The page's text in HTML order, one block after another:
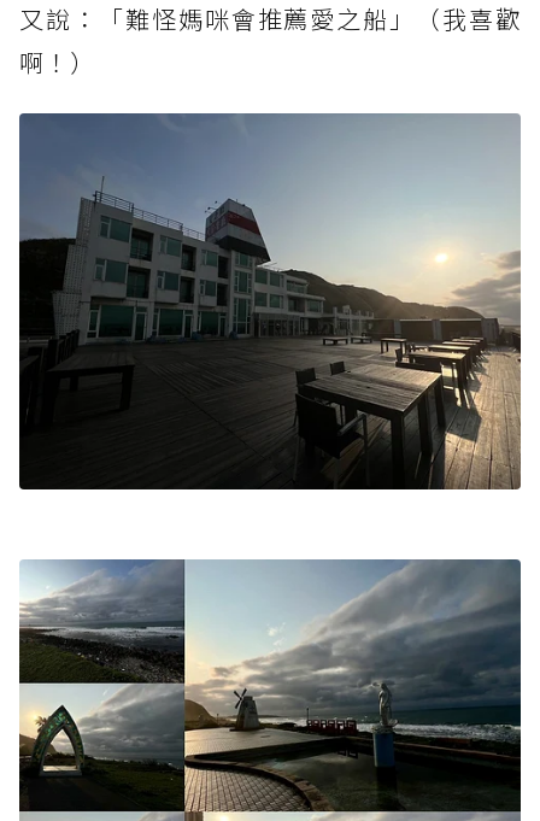
又說：「難怪媽咪會推薦愛之船」（我喜歡
啊！）